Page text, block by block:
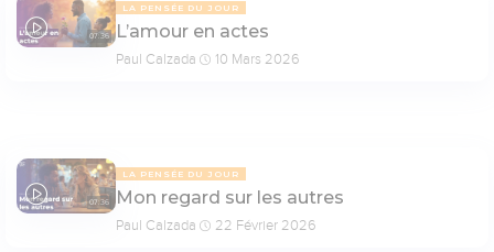
07:36
LA PENSÉE DU JOUR
L’amour en actes
Paul Calzada 10 Mars 2026
07:36
LA PENSÉE DU JOUR
Mon regard sur les autres
Paul Calzada 22 Février 2026